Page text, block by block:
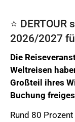
⭐️
2026/2027
Die
Weltreisen
Großteil ihres
Buchung
Rund 80